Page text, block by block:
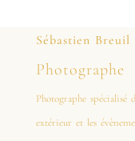
Sébastien Breuil
Photographe
Photographe
extérieur et les